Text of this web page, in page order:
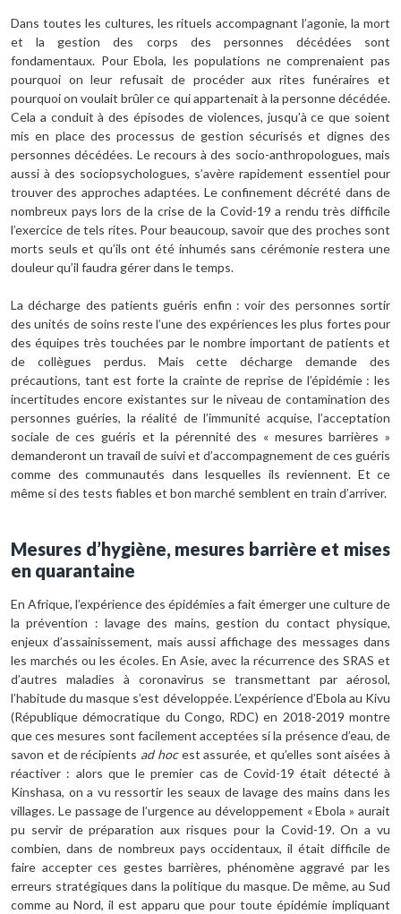
Dans toutes les cultures, les rituels accompagnant l’agonie, la mort
et la gestion des corps des personnes décédées sont
fondamentaux. Pour Ebola, les populations ne comprenaient pas
pourquoi on leur refusait de procéder aux rites funéraires et
pourquoi on voulait brûler ce qui appartenait à la personne décédée.
Cela a conduit à des épisodes de violences, jusqu’à ce que soient
mis en place des processus de gestion sécurisés et dignes des
personnes décédées. Le recours à des socio-anthropologues, mais
aussi à des sociopsychologues, s’avère rapidement essentiel pour
trouver des approches adaptées. Le confinement décrété dans de
nombreux pays lors de la crise de la Covid-19 a rendu très difficile
l’exercice de tels rites. Pour beaucoup, savoir que des proches sont
morts seuls et qu’ils ont été inhumés sans cérémonie restera une
douleur qu’il faudra gérer dans le temps.
La décharge des patients guéris enfin : voir des personnes sortir
des unités de soins reste l’une des expériences les plus fortes pour
des équipes très touchées par le nombre important de patients et
de collègues perdus. Mais cette décharge demande des
précautions, tant est forte la crainte de reprise de l’épidémie : les
incertitudes encore existantes sur le niveau de contamination des
personnes guéries, la réalité de l’immunité acquise, l’acceptation
sociale de ces guéris et la pérennité des « mesures barrières »
demanderont un travail de suivi et d’accompagnement de ces guéris
comme des communautés dans lesquelles ils reviennent. Et ce
même si des tests fiables et bon marché semblent en train d’arriver.
Mesures d’hygiène, mesures barrière et mises
en quarantaine
En Afrique, l’expérience des épidémies a fait émerger une culture de
la prévention : lavage des mains, gestion du contact physique,
enjeux d’assainissement, mais aussi affichage des messages dans
les marchés ou les écoles. En Asie, avec la récurrence des SRAS et
d’autres maladies à coronavirus se transmettant par aérosol,
l’habitude du masque s’est développée. L’expérience d’Ebola au Kivu
(République démocratique du Congo, RDC) en 2018-2019 montre
que ces mesures sont facilement acceptées si la présence d’eau, de
savon et de récipients ad hocest assurée, et qu’elles sont aisées à
réactiver : alors que le premier cas de Covid-19 était détecté à
Kinshasa, on a vu ressortir les seaux de lavage des mains dans les
villages. Le passage de l’urgence au développement « Ebola » aurait
pu servir de préparation aux risques pour la Covid-19. On a vu
combien, dans de nombreux pays occidentaux, il était difficile de
faire accepter ces gestes barrières, phénomène aggravé par les
erreurs stratégiques dans la politique du masque. De même, au Sud
comme au Nord, il est apparu que pour toute épidémie impliquant